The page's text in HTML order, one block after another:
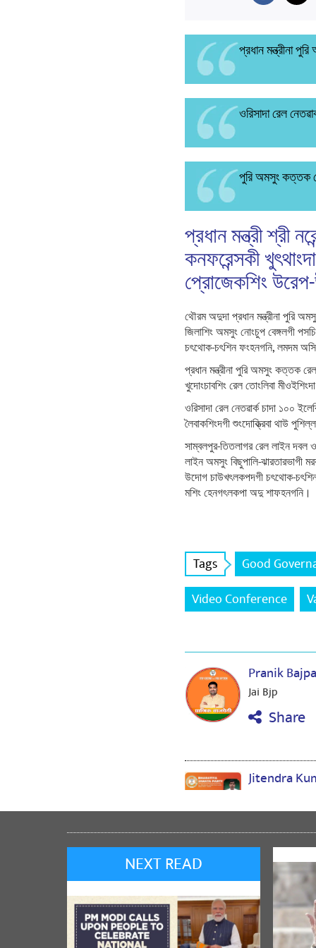
প্রধান মন্ত্রীনা
ওরিসাদা রেল
পুরি অমসুং কত্তক
প্রধান মন্ত্রী শ্রী
কনফরেন্সকী
প্রোজেকশিং
থৌরম অদুদা প্রধান মন্ত্রীনা পুরি
জিলাশিং অমসুং নোংচুপ বেঙ্গলগী
চৎথোক-চৎশিন ফংহনগনি, লমদম
প্রধান মন্ত্রীনা পুরি অমসুং কত্তক
খুদোংচাবশিং রেল তোংলিবা
ওরিসাদা রেল নেতৱার্ক চাদা ১০০
লৈবাকশিংদগী শুংদোক্ত্রিবা থাউ
সাম্বলপুর-তিতলাগর রেল লাইন দবল
লাইন অমসুং বিছুপালি-ঝারতারভাগী
উদোগ চাউখৎলকপদগী চৎথোক-চৎশিন
মশিং হেনগৎলকপা অদু শাফহনগনি।
Tags Good
Video Conference
Pranik
Jai Bjp
Share
Jitendra
Tribhuwan
वंदेमातरम सादर
भारत
NEXT READ